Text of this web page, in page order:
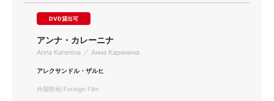
DVD貸出可
アンナ・カレーニナ
Anna Karenina ／ Анна Каренина
アレクサンドル・ザルヒ
外国映画/Foreign Film